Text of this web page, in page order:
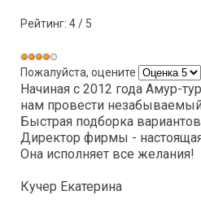
Рейтинг: 4/ 5
Пожалуйста, оцените
Начиная с 2012 года Амур-
нам провести незабываемый
Быстрая подборка
Директор фирмы -
Она исполняет все желания!
Кучер Екатерина